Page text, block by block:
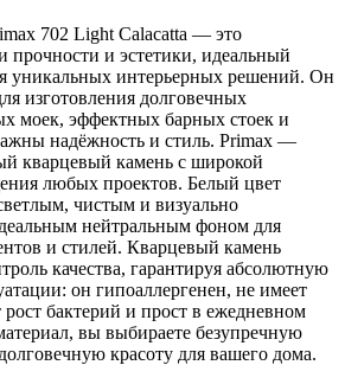
702 Light Calacatta — это
прочности и эстетики, идеальный
уникальных интерьерных решений. Он
изготовления долговечных
моек, эффектных барных стоек и
надёжность и стиль. Primax —
кварцевый камень с широкой
любых проектов. Белый цвет
чистым и визуально
нейтральным фоном для
и стилей. Кварцевый камень
качества, гарантируя абсолютную
он гипоаллергенен, не имеет
бактерий и прост в ежедневном
вы выбираете безупречную
красоту для вашего дома.